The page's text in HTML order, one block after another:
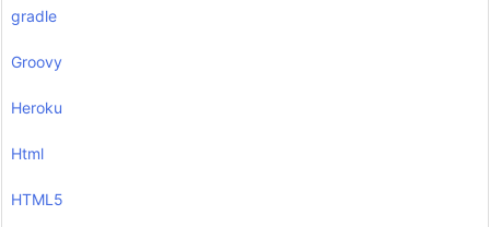
gradle
Groovy
Heroku
Html
HTML5